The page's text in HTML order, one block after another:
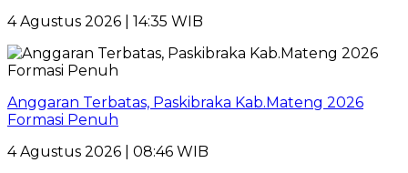
4 Agustus 2026 | 14:35 WIB
Anggaran Terbatas, Paskibraka Kab.Mateng 2026
Formasi Penuh
4 Agustus 2026 | 08:46 WIB